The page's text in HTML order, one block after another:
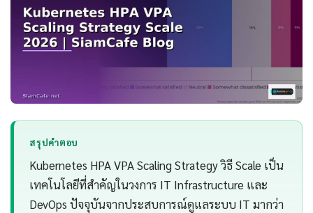
สรุปคำตอบ
Kubernetes HPA VPA Scaling Strategy วิธี Scale เป็น
เทคโนโลยีที่สำคัญในวงการ IT Infrastructure และ
DevOps ปัจจุบันจากประสบการณ์ดูแลระบบ IT มากว่า